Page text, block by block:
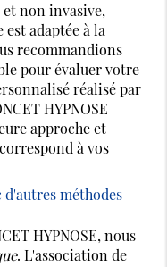
non invasive,
adaptée à la
recommandions
pour évaluer votre
réalisé par
HYPNOSE
approche et
à vos
méthodes
HYPNOSE, nous
. L'association de